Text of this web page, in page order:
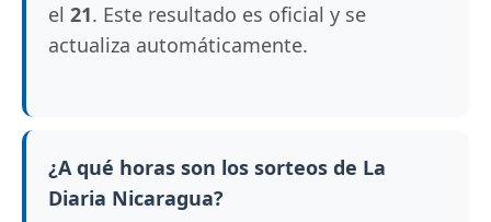
el 21. Este resultado es oficial y se
actualiza automáticamente.
¿A qué horas son los sorteos de La
Diaria Nicaragua?